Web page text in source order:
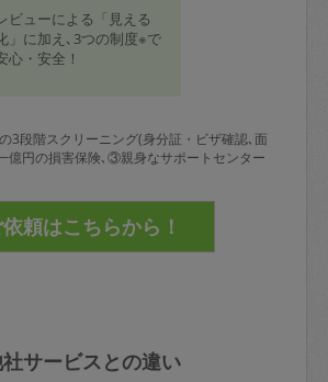
ビューによる「見える
」に加え､3つの制度※で
心・安全！
3段階スクリーニング(身分証・ビザ確認､面
億円の損害保険､③親身なサポートセンター
サービスとの違い